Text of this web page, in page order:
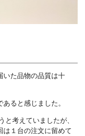
いた品物の品質は十
ると感じました。
と考えていましたが、
は１台の注文に留めて